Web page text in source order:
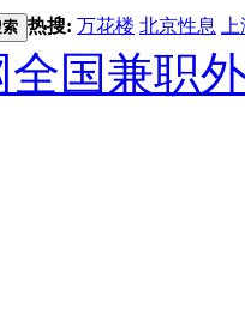
热搜: 万花楼 北京性息
国兼职